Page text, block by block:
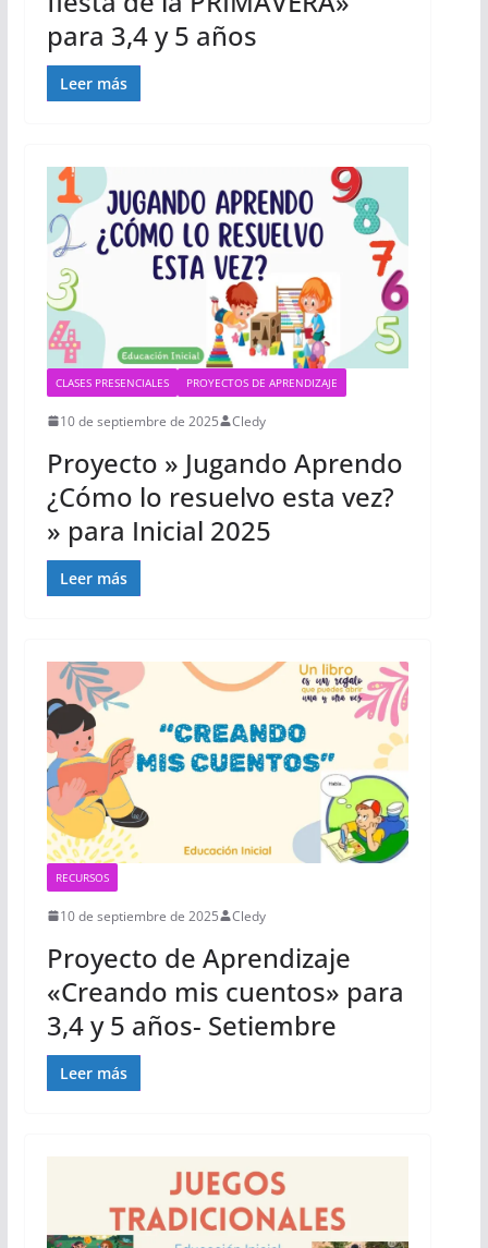
para 3,4 y 5 años
Leer más
CLASES PRESENCIALES PROYECTOS DE APRENDIZAJE
10 de septiembre de 2025 Cledy
Proyecto » Jugando Aprendo
¿Cómo lo resuelvo esta vez?
» para Inicial 2025
Leer más
RECURSOS
10 de septiembre de 2025 Cledy
Proyecto de Aprendizaje
«Creando mis cuentos» para
3,4 y 5 años- Setiembre
Leer más